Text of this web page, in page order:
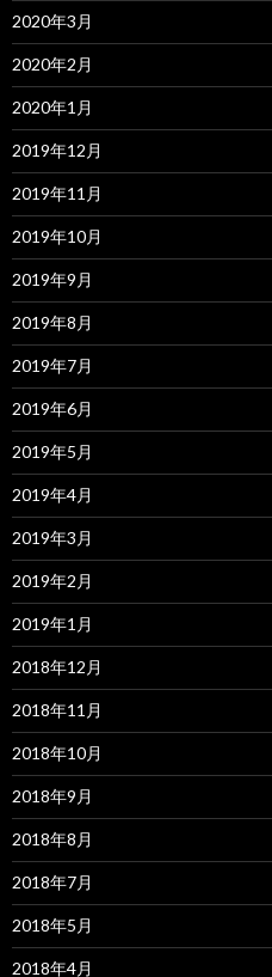
2020年3月
2020年2月
2020年1月
2019年12月
2019年11月
2019年10月
2019年9月
2019年8月
2019年7月
2019年6月
2019年5月
2019年4月
2019年3月
2019年2月
2019年1月
2018年12月
2018年11月
2018年10月
2018年9月
2018年8月
2018年7月
2018年5月
2018年4月